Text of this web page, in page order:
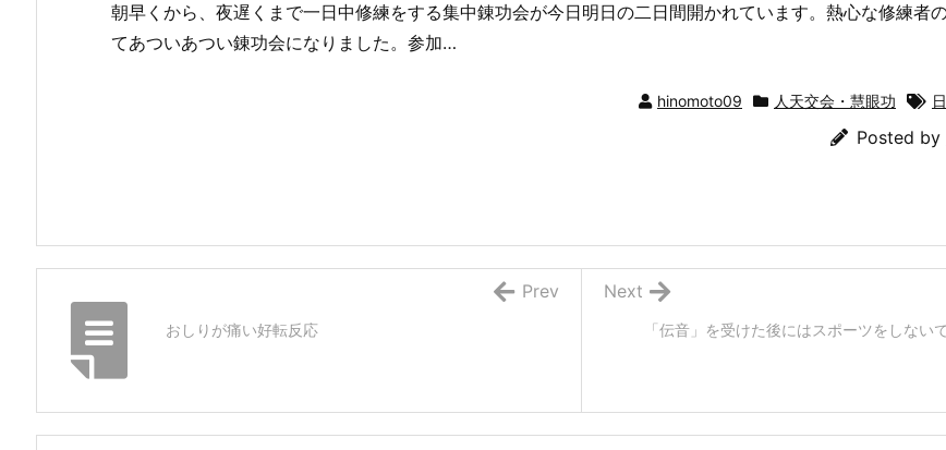
朝早くから、夜遅くまで一日中修練をする集中錬功会が今日明日の二日間開かれています。熱心な修練者
てあついあつい錬功会になりました。参加…
hinomoto09 人天交会・慧眼功
Posted by
「伝音」を受けた後にはスポーツをしない
Next
おしりが痛い好転反応
Prev